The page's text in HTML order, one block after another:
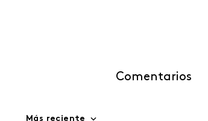
Comentarios
Más reciente